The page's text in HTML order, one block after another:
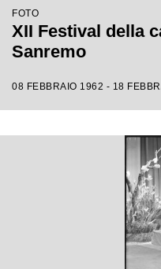
FOTO
XII Festival della
Sanremo
08 FEBBRAIO 1962 - 18